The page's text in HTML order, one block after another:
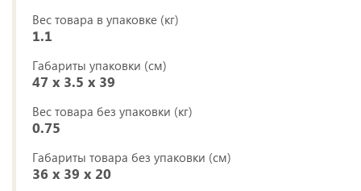
Вес товара в упаковке (кг)
1.1
Габариты упаковки (см)
47 x 3.5 x 39
Вес товара без упаковки (кг)
0.75
Габариты товара без упаковки (см)
36 x 39 x 20